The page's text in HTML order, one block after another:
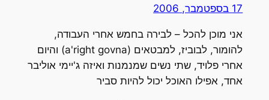
17 בספטמבר, 2006
אני מוכן להכל – לבירה בחמש אחרי העבודה,
להומור, לבוביז, למבטאים (a'right govna) והיום
אחרי פלויד, שתי נשים שמנמנות ואיזה ג'יימי אוליבר
אחד, אפילו האוכל יכול להיות סביר